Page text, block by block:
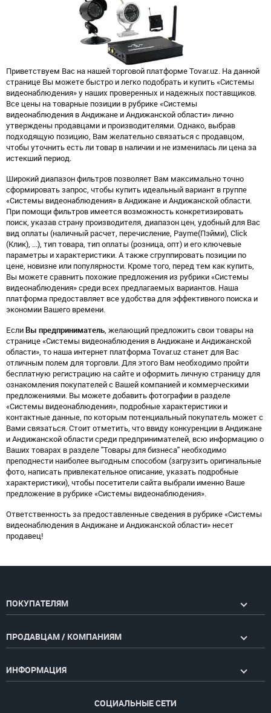
Приветствуем Вас на нашей торговой платформе Tovar.uz. На данной
странице Вы можете быстро и легко подобрать и купить «Системы
видеонаблюдения» у наших проверенных и надежных поставщиков.
Все цены на товарные позиции в рубрике «Системы
видеонаблюдения в Андижане и Андижанской области» лично
утверждены продавцами и производителями. Однако, выбрав
подходящую позицию, Вам желательно связаться с продавцом,
чтобы уточнить есть ли товар в наличии и не изменилась ли цена за
истекший период.
Широкий диапазон фильтров позволяет Вам максимально точно
сформировать запрос, чтобы купить идеальный вариант в группе
«Системы видеонаблюдения» в Андижане и Андижанской области.
При помощи фильтров имеется возможность конкретизировать
поиск, указав страну производителя, диапазон цен, удобный для Вас
вид оплаты (наличный расчет, перечисление, Payme(Пэйми), Click
(Клик), ...), тип товара, тип оплаты (розница, опт) и его ключевые
параметры и характеристики. А также сгруппировать позиции по
цене, новизне или популярности. Кроме того, перед тем как купить,
Вы можете сравнить похожие предложения из рубрики «Системы
видеонаблюдения» среди всех предлагаемых вариантов. Наша
платформа предоставляет все удобства для эффективного поиска и
экономии Вашего времени.
Если Вы предприниматель , желающий предложить свои товары на
странице «Системы видеонаблюдения в Андижане и Андижанской
области», то наша интернет платформа Tovar.uz станет для Вас
отличным полем для торговли. Для этого Вам необходимо пройти
бесплатную регистрацию на сайте и оформить личную страницу для
ознакомления покупателей с Вашей компанией и коммерческими
предложениями. Вы можете добавить фотографии в разделе
«Системы видеонаблюдения», подробные характеристики и
контактные данные, по которым потенциальный покупатель может с
Вами связаться. Стоит отметить, что ввиду конкуренции в Андижане
и Андижанской области среди предпринимателей, всю информацию о
Ваших товарах в разделе "Товары для бизнеса" необходимо
преподнести наиболее выгодным способом (загрузить оригинальные
фото, написать привлекательное описание, указать подробные
характеристики), чтобы посетители сайта выбрали именно Ваше
предложение в рубрике «Системы видеонаблюдения».
Ответственность за предоставленные сведения в рубрике «Системы
видеонаблюдения в Андижане и Андижанской области» несет
продавец!
ПОКУПАТЕЛЯМ
ПРОДАВЦАМ / КОМПАНИЯМ
ИНФОРМАЦИЯ
СОЦИАЛЬНЫЕ СЕТИ